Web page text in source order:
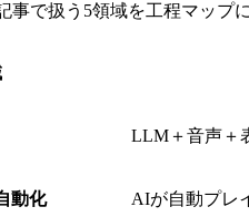
で扱う5領域を工程マップ
LLM＋音声＋
動化 AIが自動プレ